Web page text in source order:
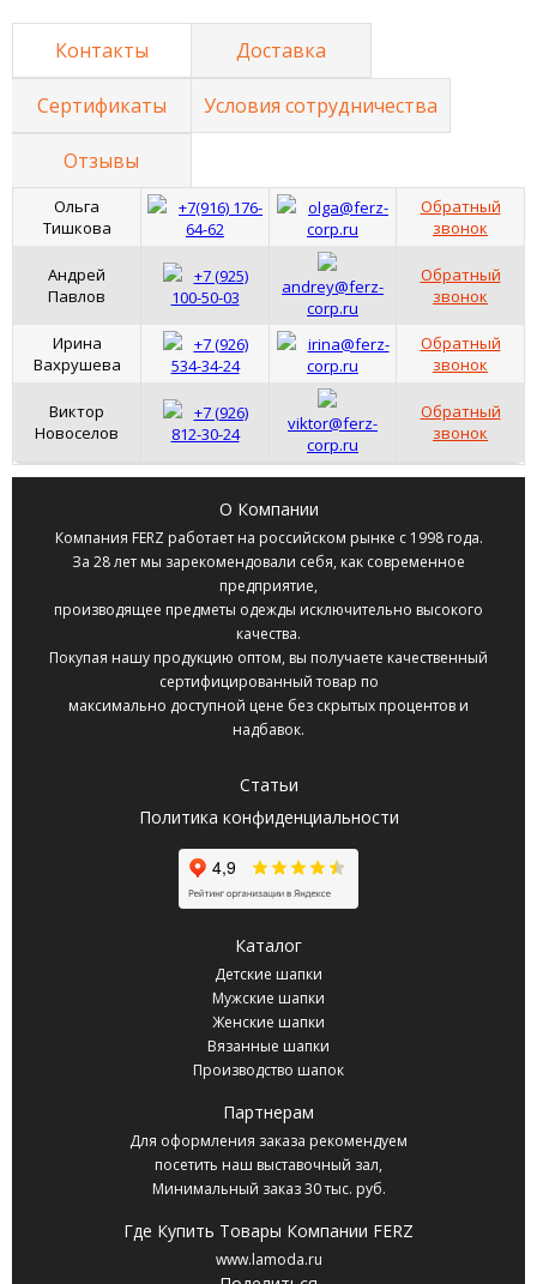
Контакты Доставка
Сертификаты Условия сотрудничества
Отзывы
Ольга
Тишкова
+7(916) 176-
64-62
olga@ferz-
corp.ru
Обратный
звонок
Андрей
Павлов
+7 (925)
100-50-03
andrey@ferz-
corp.ru
Обратный
звонок
Ирина
Вахрушева
+7 (926)
534-34-24
irina@ferz-
corp.ru
Обратный
звонок
Виктор
Новоселов
+7 (926)
812-30-24
viktor@ferz-
corp.ru
Обратный
звонок
О Компании
Компания FERZработает на российском рынке с 1998 года.
За 28 лет мы зарекомендовали себя, как современное
предприятие,
производящее предметы одежды исключительно высокого
качества.
Покупая нашу продукцию оптом, вы получаете качественный
сертифицированный товар по
максимально доступной цене без скрытых процентов и
надбавок.
Статьи
Политика конфиденциальности
Каталог
Детские шапки
Мужские шапки
Женские шапки
Вязанные шапки
Производство шапок
Партнерам
Для оформления заказа рекомендуем
посетить наш выставочный зал,
Минимальный заказ 30 тыс. руб.
Где Купить Товары Компании FERZ
www.lamoda.ru